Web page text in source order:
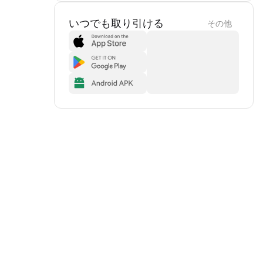
いつでも取り引ける その他